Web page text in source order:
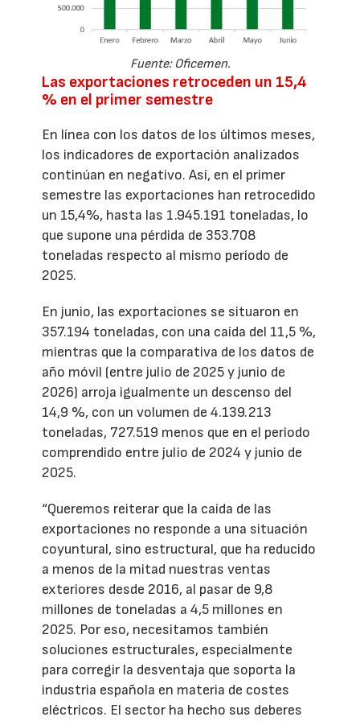
Fuente: Oficemen.
Las exportaciones retroceden un 15,4
% en el primer semestre
En línea con los datos de los últimos meses,
los indicadores de exportación analizados
continúan en negativo. Así, en el primer
semestre las exportaciones han retrocedido
un 15,4%, hasta las 1.945.191 toneladas, lo
que supone una pérdida de 353.708
toneladas respecto al mismo período de
2025.
En junio, las exportaciones se situaron en
357.194 toneladas, con una caída del 11,5 %,
mientras que la comparativa de los datos de
año móvil (entre julio de 2025 y junio de
2026) arroja igualmente un descenso del
14,9 %, con un volumen de 4.139.213
toneladas, 727.519 menos que en el periodo
comprendido entre julio de 2024 y junio de
2025.
“Queremos reiterar que la caída de las
exportaciones no responde a una situación
coyuntural, sino estructural, que ha reducido
a menos de la mitad nuestras ventas
exteriores desde 2016, al pasar de 9,8
millones de toneladas a 4,5 millones en
2025. Por eso, necesitamos también
soluciones estructurales, especialmente
para corregir la desventaja que soporta la
industria española en materia de costes
eléctricos. El sector ha hecho sus deberes